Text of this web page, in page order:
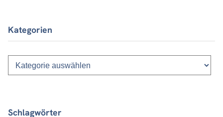
Kategorien
Kategorien
Schlagwörter